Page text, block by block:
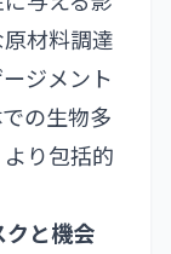
材料調達
ジメント
の生物多
り包括的
クと機会